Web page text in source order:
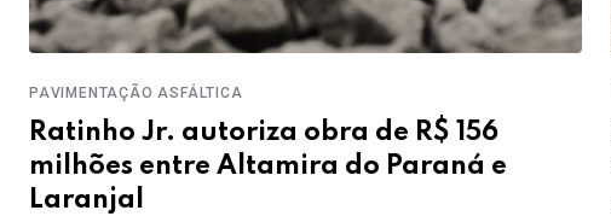
PAVIMENTAÇÃO ASFÁLTICA
Ratinho Jr. autoriza obra de R$ 156
milhões entre Altamira do Paraná e
Laranjal